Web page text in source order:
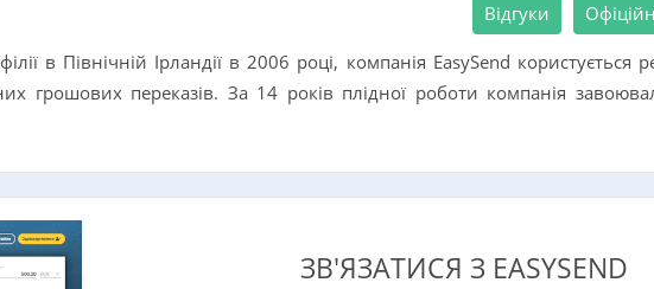
Відгуки
в Північній Ірландії в 2006 році, компанія EasySend користується
грошових переказів. За 14 років плідної роботи компанія
ЗВ'ЯЗАТИСЯ З EASYSEND